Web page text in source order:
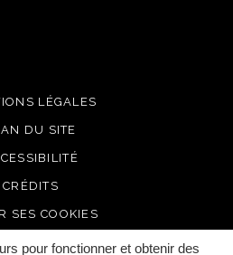
pour fonctionner et obtenir des
LÉGALES
DU SITE
CRÉDITS
SES COOKIES